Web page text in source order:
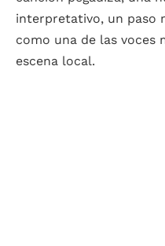
interpretativo, un paso
como una de las voces
escena local.